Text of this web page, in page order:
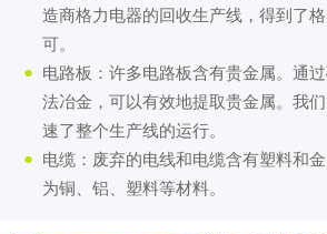
造商格力电器的回收生产线，得到了
可。
电路板：许多电路板含有贵金属。通
法冶金，可以有效地提取贵金属。我
速了整个生产线的运行。
电缆：废弃的电线和电缆含有塑料和
为铜、铝、塑料等材料。